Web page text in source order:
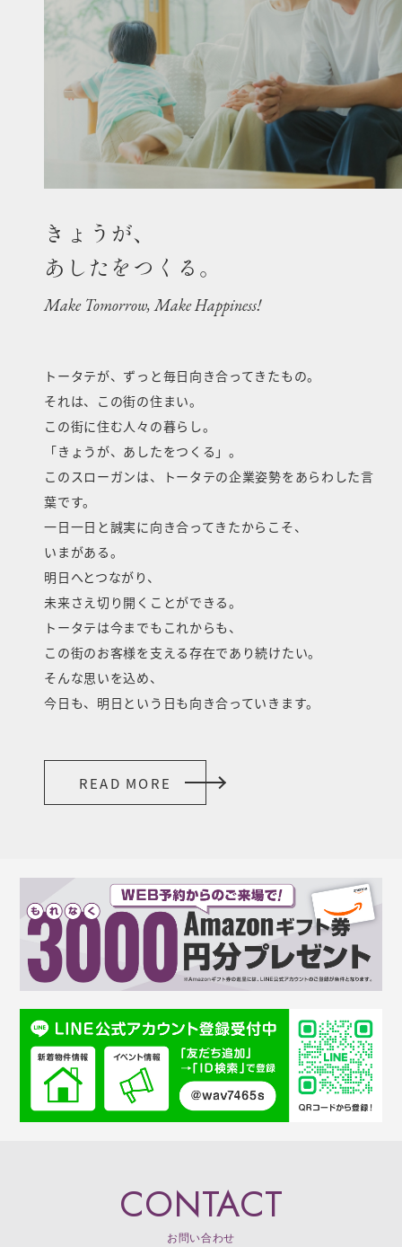
きょうが、
あしたをつくる。
Make Tomorrow, Make Happiness!
トータテが、ずっと毎日向き合ってきたもの。
それは、この街の住まい。
この街に住む人々の暮らし。
「きょうが、あしたをつくる」。
このスローガンは、トータテの企業姿勢をあらわした言
葉です。
一日一日と誠実に向き合ってきたからこそ、
いまがある。
明日へとつながり、
未来さえ切り開くことができる。
トータテは今までもこれからも、
この街のお客様を支える存在であり続けたい。
そんな思いを込め、
今日も、明日という日も向き合っていきます。
READ MORE
CONTACT
お問い合わせ